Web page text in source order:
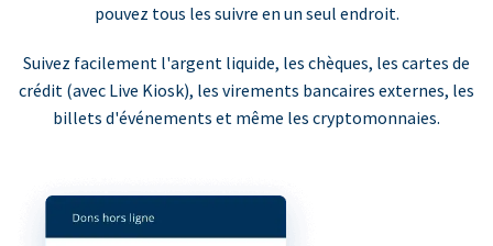
pouvez tous les suivre en un seul endroit.
Suivez facilement l'argent liquide, les chèques, les cartes de
crédit (avec Live Kiosk), les virements bancaires externes, les
billets d'événements et même les cryptomonnaies.